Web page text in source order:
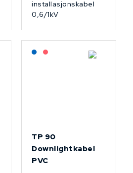
installasjonskabel
0,6/1kV
Lagerført: NEK Kabel
På forespørsel
TP 90
Downlightkabel
PVC